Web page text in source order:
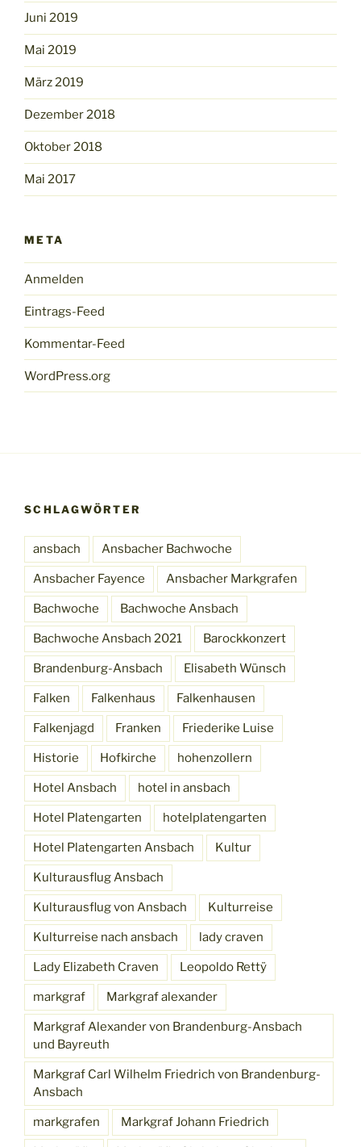
Juni 2019
Mai 2019
März 2019
Dezember 2018
Oktober 2018
Mai 2017
META
Anmelden
Eintrags-Feed
Kommentar-Feed
WordPress.org
SCHLAGWÖRTER
ansbach Ansbacher Bachwoche
Ansbacher Fayence Ansbacher Markgrafen
Bachwoche Bachwoche Ansbach
Bachwoche Ansbach 2021 Barockkonzert
Brandenburg-Ansbach Elisabeth Wünsch
Falken Falkenhaus Falkenhausen
Falkenjagd Franken Friederike Luise
Historie Hofkirche hohenzollern
Hotel Ansbach hotel in ansbach
Hotel Platengarten hotelplatengarten
Hotel Platengarten Ansbach Kultur
Kulturausflug Ansbach
Kulturausflug von Ansbach Kulturreise
Kulturreise nach ansbach lady craven
Lady Elizabeth Craven Leopoldo Rettÿ
markgraf Markgraf alexander
Markgraf Alexander von Brandenburg-Ansbach
und Bayreuth
Markgraf Carl Wilhelm Friedrich von Brandenburg-
Ansbach
markgrafen Markgraf Johann Friedrich